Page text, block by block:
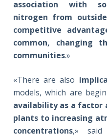
association with
nitrogen from
competitive
common, changing
communities.»
«There are also
models, which are
availability as a factor
plants to increasing
concentrations,» said